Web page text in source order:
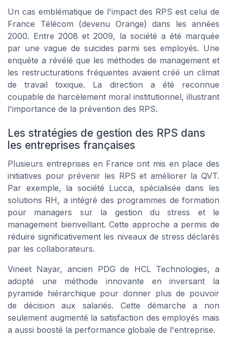
Un cas emblématique de l'impact des RPS est celui de
France Télécom (devenu Orange) dans les années
2000. Entre 2008 et 2009, la société a été marquée
par une vague de suicides parmi ses employés. Une
enquête a révélé que les méthodes de management et
les restructurations fréquentes avaient créé un climat
de travail toxique. La direction a été reconnue
coupable de harcèlement moral institutionnel, illustrant
l'importance de la prévention des RPS.
Les stratégies de gestion des RPS dans
les entreprises françaises
Plusieurs entreprises en France ont mis en place des
initiatives pour prévenir les RPS et améliorer la QVT.
Par exemple, la société Lucca, spécialisée dans les
solutions RH, a intégré des programmes de formation
pour managers sur la gestion du stress et le
management bienveillant. Cette approche a permis de
réduire significativement les niveaux de stress déclarés
par les collaborateurs.
Vineet Nayar, ancien PDG de HCL Technologies, a
adopté une méthode innovante en inversant la
pyramide hiérarchique pour donner plus de pouvoir
de décision aux salariés. Cette démarche a non
seulement augmenté la satisfaction des employés mais
a aussi boosté la performance globale de l'entreprise.